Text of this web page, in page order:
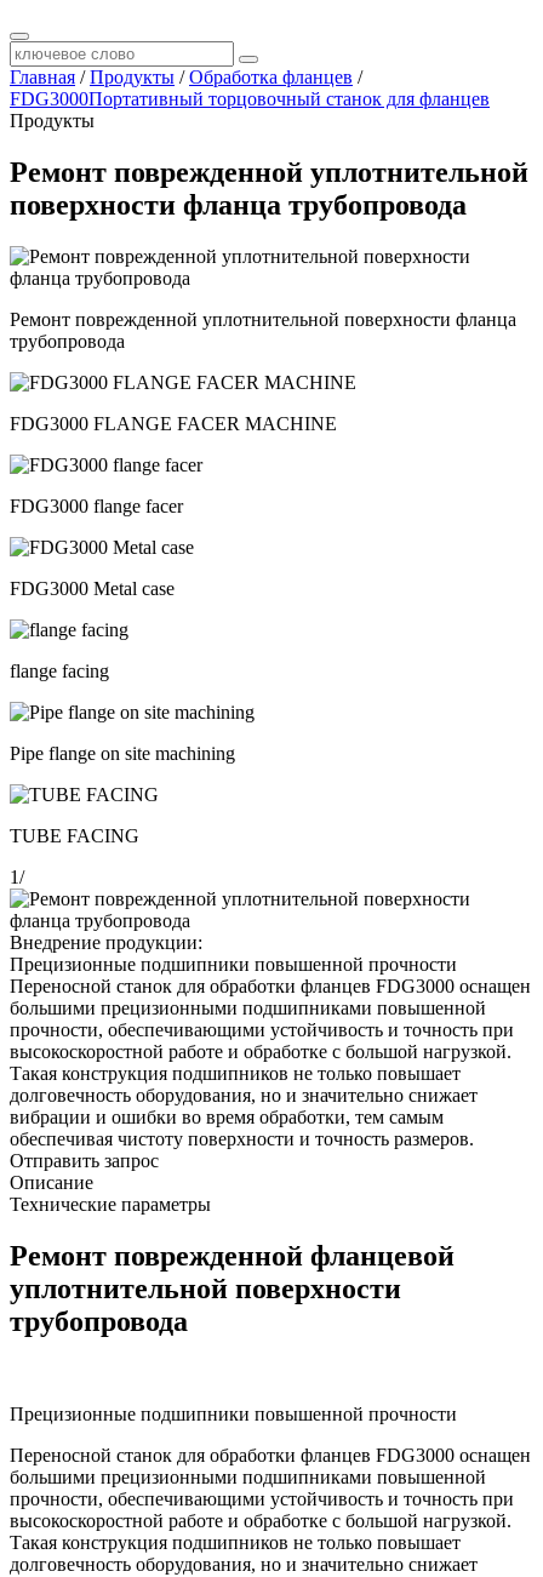
Главная /Продукты /Обработка фланцев /
FDG3000Портативный торцовочный станок для фланцев
Продукты
Ремонт поврежденной уплотнительной
поверхности фланца трубопровода
Ремонт поврежденной уплотнительной поверхности фланца
трубопровода
FDG3000 FLANGE FACER MACHINE
FDG3000 flange facer
FDG3000 Metal case
flange facing
Pipe flange on site machining
TUBE FACING
1/
Внедрение продукции:
Прецизионные подшипники повышенной прочности
Переносной станок для обработки фланцев FDG3000 оснащен
большими прецизионными подшипниками повышенной
прочности, обеспечивающими устойчивость и точность при
высокоскоростной работе и обработке с большой нагрузкой.
Такая конструкция подшипников не только повышает
долговечность оборудования, но и значительно снижает
вибрации и ошибки во время обработки, тем самым
обеспечивая чистоту поверхности и точность размеров.
Отправить запрос
Описание
Технические параметры
Ремонт поврежденной фланцевой
уплотнительной поверхности
трубопровода
Прецизионные подшипники повышенной прочности
Переносной станок для обработки фланцев FDG3000 оснащен
большими прецизионными подшипниками повышенной
прочности, обеспечивающими устойчивость и точность при
высокоскоростной работе и обработке с большой нагрузкой.
Такая конструкция подшипников не только повышает
долговечность оборудования, но и значительно снижает